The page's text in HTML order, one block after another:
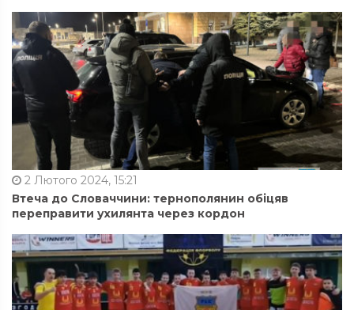
2 Лютого 2024, 15:21
Втеча до Словаччини: тернополянин обіцяв
переправити ухилянта через кордон